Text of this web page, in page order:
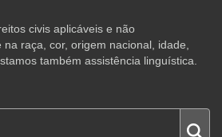
civis aplicáveis e não
raça, cor, origem nacional, idade,
também assistência linguística.